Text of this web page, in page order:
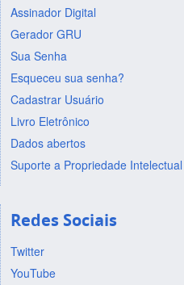
Assinador Digital
Gerador GRU
Sua Senha
Esqueceu sua senha?
Cadastrar Usuário
Livro Eletrônico
Dados abertos
Suporte a Propriedade Intelectual
Redes Sociais
Twitter
YouTube